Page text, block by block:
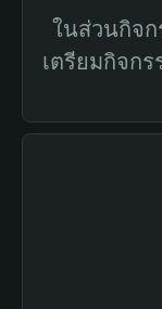
ในส่วนกิจก
เตรียมกิจก